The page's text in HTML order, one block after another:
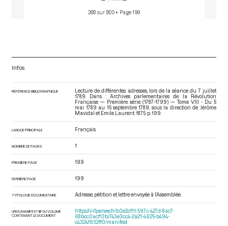
268 sur 800 • Page 199
Infos
RÉFÉRENCE BIBLIOGRAPHIQUE
Lecture de différentes adresses, lors de la séance du 7 juillet
1789. Dans : Archives parlementaires de la Révolution
Française — Première série (1787-1799) — Tome VIII - Du 5
mai 1789 au 15 septembre 1789 , sous la direction de Jérôme
Mavidal et Emile Laurent. 1875. p. 199.
LANGUE PRINCIPALE Français
NOMBRE DE PAGES 1
PREMIÈRE PAGE 199
DERNIÈRE PAGE 199
TYPOLOGIE DOCUMENTAIRE Adresse, pétition et lettre envoyée à l’Assemblée
URI DU MANIFEST IIIF DU VOLUME
CONTENANT LE DOCUMENT
https://iiif.persee.fr/b0e2cf11-597c-427d-8ac7-
68bcc0acf13b/743e3cc4-2a21-4625-b494-
c4324f932ff0/manifest